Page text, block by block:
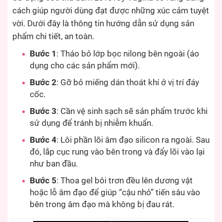
cách giúp người dùng đạt được những xúc cảm tuyệt
vời. Dưới đây là thông tin hướng dẫn sử dụng sản
phẩm chi tiết, an toàn.
Bước 1 : Tháo bỏ lớp bọc nilong bên ngoài (áo
dụng cho các sản phẩm mới).
Bước 2: Gỡ bỏ miếng dán thoát khí ở vị trí đáy
cốc.
Bước 3: Cần vệ sinh sạch sẽ sản phẩm trước khi
sử dụng để tránh bị nhiễm khuẩn.
Bước 4: Lôi phần lõi âm đạo silicon ra ngoài. Sau
đó, lắp cục rung vào bên trong và đẩy lõi vào lại
như ban đầu.
Bước 5: Thoa gel bôi trơn đều lên dương vật
hoặc lỗ âm đạo để giúp “cậu nhỏ” tiến sâu vào
bên trong âm đạo mà không bị đau rát.